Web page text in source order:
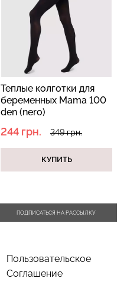
Теплые колготки для
беременных Mama 100
den (nero)
244 грн. 349 грн.
КУПИТЬ
ПОДПИСАТЬСЯ НА РАССЫЛКУ
Пользовательское
Соглашение
489 грн.699 грн.
(белый) Giulia
299 грн.499 грн.